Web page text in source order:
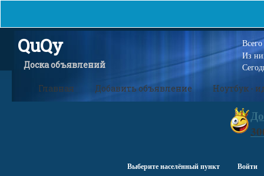
QuQy
Доска объявлений
Всего
Из
Главная
Добавить объявление Ноутбук -
Выберите населённый пункт Войти